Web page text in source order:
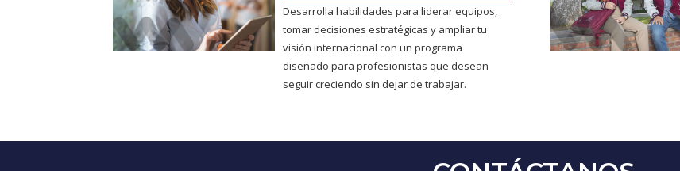
Desarrolla habilidades para liderar equipos,
tomar decisiones estratégicas y ampliar tu
visión internacional con un programa
diseñado para profesionistas que desean
seguir creciendo sin dejar de trabajar.